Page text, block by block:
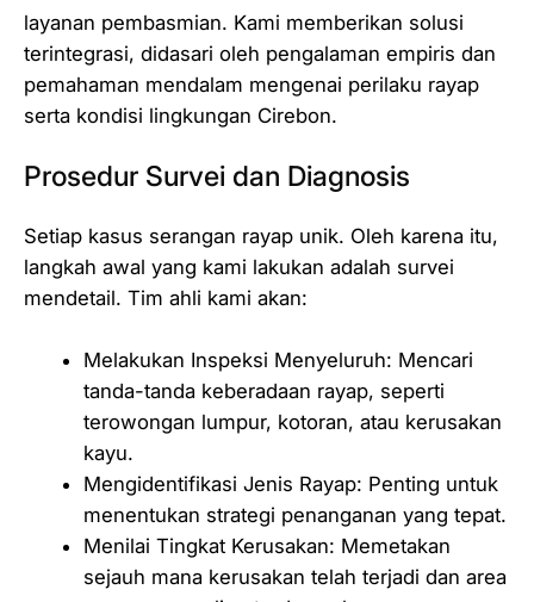
layanan pembasmian. Kami memberikan solusi
terintegrasi, didasari oleh pengalaman empiris dan
pemahaman mendalam mengenai perilaku rayap
serta kondisi lingkungan Cirebon.
Prosedur Survei dan Diagnosis
Setiap kasus serangan rayap unik. Oleh karena itu,
langkah awal yang kami lakukan adalah survei
mendetail. Tim ahli kami akan:
Melakukan Inspeksi Menyeluruh: Mencari
tanda-tanda keberadaan rayap, seperti
terowongan lumpur, kotoran, atau kerusakan
kayu.
Mengidentifikasi Jenis Rayap: Penting untuk
menentukan strategi penanganan yang tepat.
Menilai Tingkat Kerusakan: Memetakan
sejauh mana kerusakan telah terjadi dan area